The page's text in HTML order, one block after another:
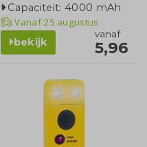
Capaciteit: 4000 mAh
Vanaf25 augustus
bekijk
vanaf
5,96